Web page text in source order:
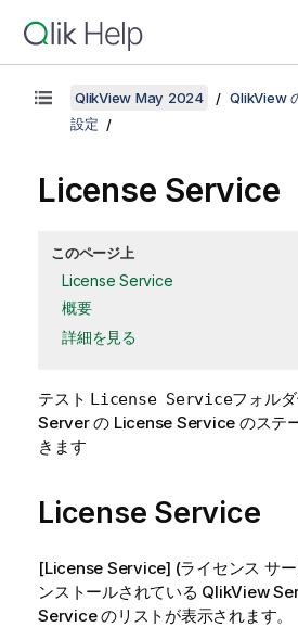
QlikView May 2024 QlikView
設定
License Service
このページ上
License Service
概要
詳細を見る
テスト License Serviceフォルダ
Serverの License Service のステ
きます
License Service
[License Service] (ライセンス サ
ンストールされている QlikView
Service のリストが表示されます。